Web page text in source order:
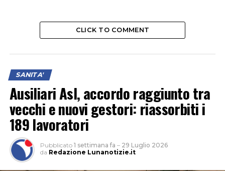
CLICK TO COMMENT
SANITA'
Ausiliari Asl, accordo raggiunto tra
vecchi e nuovi gestori: riassorbiti i
189 lavoratori
Pubblicato 1 settimana fa – 29 Luglio 2026
da Redazione Lunanotizie.it